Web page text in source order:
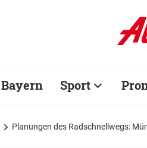
Bayern Sport
Planungen des Radschnellwegs: